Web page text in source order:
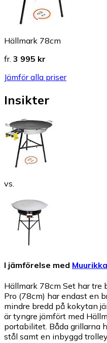
Hällmark 78cm
fr. 3 995 kr
Jämför alla priser
Insikter
vs.
I jämförelse med
Hällmark 78cm Set har tre
Pro (78cm) har endast en
mindre bredd på kokytan
är tyngre jämfört med
portabilitet. Båda grillarna
stål samt en inbyggd